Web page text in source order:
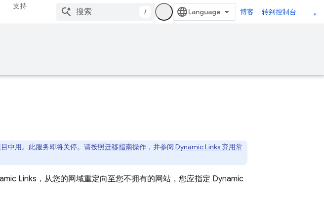
支持
/ 博客 转到控制台
中用。 此服务即将关停。请按照迁移指南操作，并参阅 Dynamic Links 弃用常
Links ，从您的网域重定向至您不拥有的网站，您应指定 Dynamic